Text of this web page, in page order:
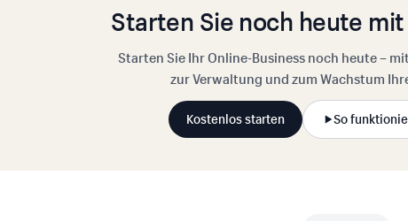
Starten Sie noch heute
Starten Sie Ihr Online-Business noch heute –
zur Verwaltung und zum Wachstum
Kostenlos starten So